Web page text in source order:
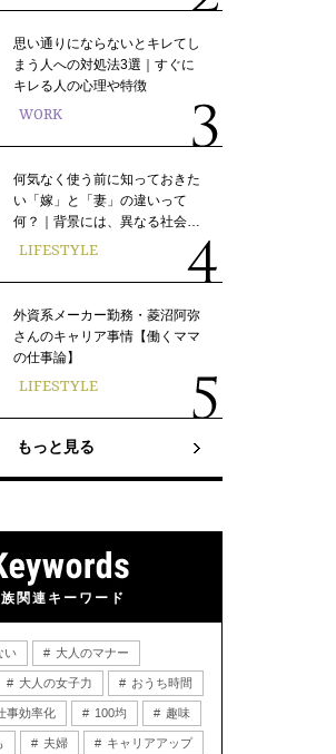
思い通りにならないとキレてし
まう人への対処法3選｜すぐに
キレる人の心理や特徴
WORK
何気なく使う前に知っておきた
い「嫁」と「妻」の違いって
何？｜背景には、異なる社会…
LIFESTYLE
外資系メーカー勤務・菱沼阿弥
さんのキャリア事情【働くママ
の仕事論】
LIFESTYLE
もっと見る
関連キーワード
い 大人のマナー
大人の女子力 おうち時間
事効率化 100均 趣味
夫婦 キャリアアップ